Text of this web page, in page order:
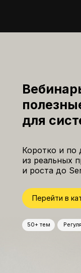
для
Коротко и по
из реальных
и роста до
50+ тем
Перейти в